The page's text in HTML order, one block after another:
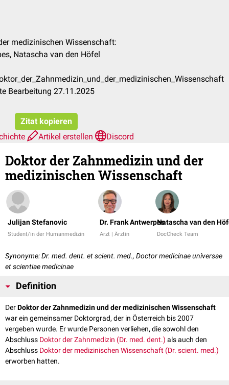
medizinischen Wissenschaft:
Natascha van den Höfel
Bearbeitung 27.11.2025
Zitat kopieren
Artikel erstellen Discord
Doktor der Zahnmedizin und der
medizinischen Wissenschaft
Julijan Stefanovic
Student/in der Humanmedizin
Dr. Frank Antwerpes
Arzt | Ärztin
Natascha van den
DocCheck Team
Synonyme: Dr. med. dent. et scient. med., Doctor medicinae universae
et scientiae medicinae
Definition
DerDoktor der Zahnmedizin und der medizinischen Wissenschaft
war ein gemeinsamer Doktorgrad, der in Österreich bis 2007
vergeben wurde. Er wurde Personen verliehen, die sowohl den
Abschluss Doktor der Zahnmedizin (Dr. med. dent.) als auch den
Abschluss Doktor der medizinischen Wissenschaft (Dr. scient. med.)
erworben hatten.